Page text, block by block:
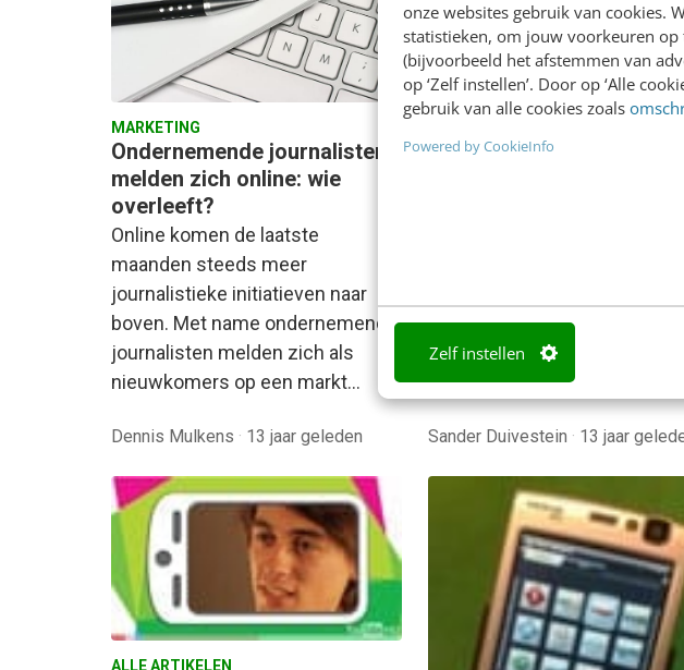
onze websites gebruik van cookies.
statistieken, om jouw voorkeuren
(bijvoorbeeld het afstemmen van
op ‘Zelf instellen’. Door op ‘Alle
gebruik van alle cookies zoals
Powered by CookieInfo
Zelf instellen
MARKETING
Ondernemende journalisten
melden zich online: wie
overleeft?
Online komen de laatste
maanden steeds meer
journalistieke initiatieven naar
boven. Met name ondernemende
journalisten melden zich als
nieuwkomers op een markt…
Dennis Mulkens · 13 jaar geleden
Google Glass: bril voor
De Wereld Draait Door. Te zien
Sander Duivestein · 13 jaar
ALLE ARTIKELEN